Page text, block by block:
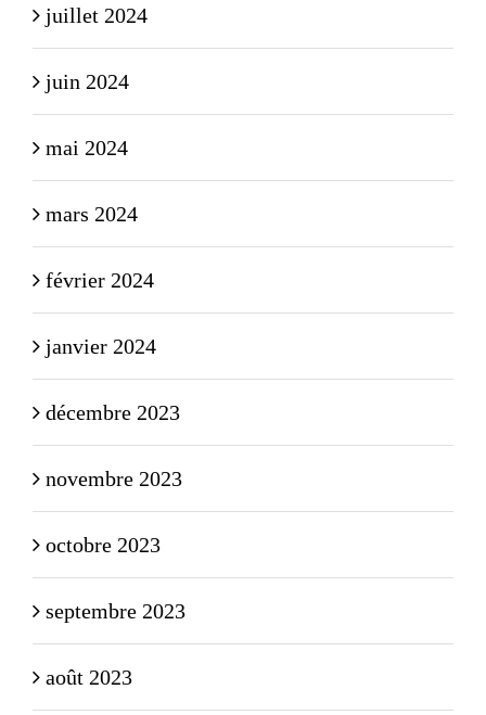
juillet 2024
juin 2024
mai 2024
mars 2024
février 2024
janvier 2024
décembre 2023
novembre 2023
octobre 2023
septembre 2023
août 2023